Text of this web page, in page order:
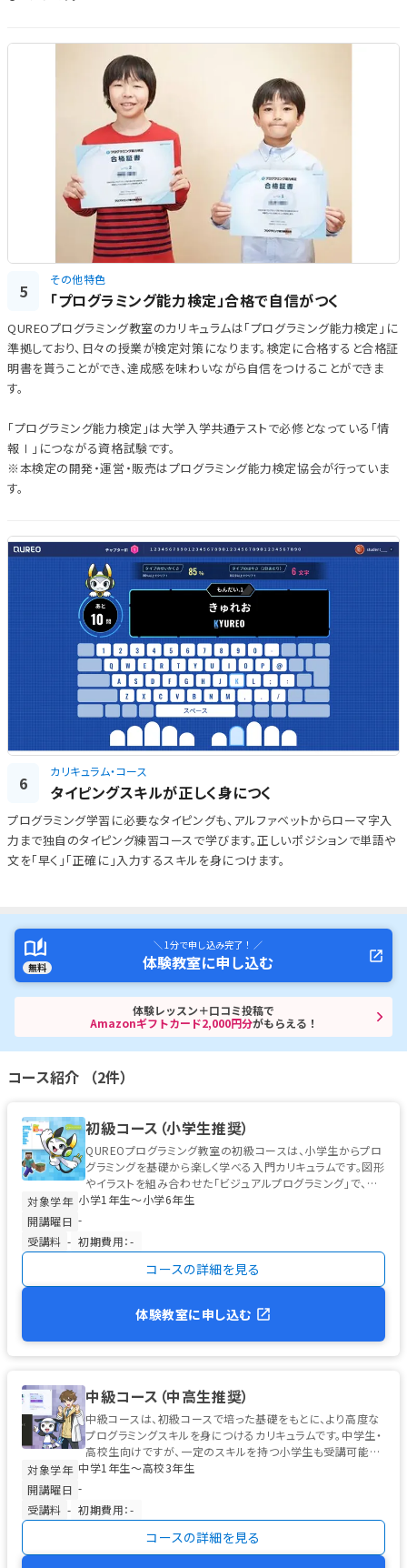
5
その他特色
「プログラミング能力検定」合格で自信がつく
QUREOプログラミング教室のカリキュラムは「プログラミング能力検定」に
準拠しており、日々の授業が検定対策になります。検定に合格すると合格証
明書を貰うことができ、達成感を味わいながら自信をつけることができま
す。
「プログラミング能力検定」は大学入学共通テストで必修となっている「情
報Ⅰ」につながる資格試験です。
※本検定の開発・運営・販売はプログラミング能力検定協会が行っていま
す。
6
カリキュラム・コース
タイピングスキルが正しく身につく
プログラミング学習に必要なタイピングも、アルファベットからローマ字入
力まで独自のタイピング練習コースで学びます。正しいポジションで単語や
文を「早く」「正確に」入力するスキルを身につけます。
無料
＼ 1分で申し込み完了！ ／
体験教室に申し込む
体験レッスン＋口コミ投稿で
Amazonギフトカード2,000円分がもらえる！
コース紹介 （2件）
初級コース（小学生推奨）
QUREOプログラミング教室の初級コースは、小学生からプロ
グラミングを基礎から楽しく学べる入門カリキュラムです。図形
やイラストを組み合わせた「ビジュアルプログラミング」で、初
めてのお子様でも安心...
対象学年 小学1年生〜小学6年生
開講曜日 -
受講料 - 初期費用：-
コースの詳細を見る
体験教室に申し込む
中級コース（中高生推奨）
中級コースは、初級コースで培った基礎をもとに、より高度な
プログラミングスキルを身につけるカリキュラムです。中学生・
高校生向けですが、一定のスキルを持つ小学生も受講可能で
す。 学習の中心は、高校...
対象学年 中学1年生〜高校3年生
開講曜日 -
受講料 - 初期費用：-
コースの詳細を見る